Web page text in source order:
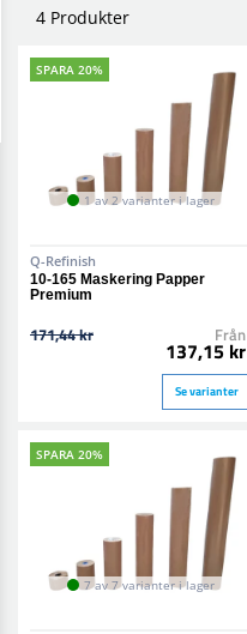
4 Produkter
SPARA 20%
1 av 2 varianter i lager
Q-Refinish
10-165 Maskering Papper
Premium
171,44 kr Från
137,15 kr
Se varianter
SPARA 20%
7 av 7 varianter i lager